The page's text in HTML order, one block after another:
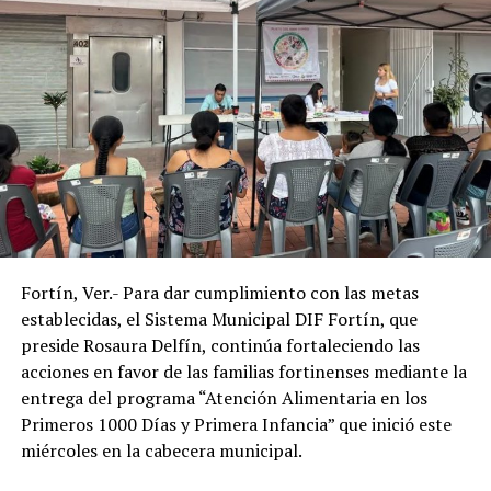
lo que este programa les permitió acceder de manera
gratuita a un instrumento indispensable para sus
actividades diarias.
Con estas acciones, el Sistema Municipal DIF de
Amatlán de los Reyes reafirmó su compromiso de
trabajar en favor de los sectores más vulnerables del
municipio, acercando programas de asistencia social que
contribuyan a mejorar la salud, la inclusión y la calidad
de vida de la población.
Fortín, Ver.- Para dar cumplimiento con las metas
establecidas, el Sistema Municipal DIF Fortín, que
preside Rosaura Delfín, continúa fortaleciendo las
acciones en favor de las familias fortinenses mediante la
entrega del programa “Atención Alimentaria en los
Primeros 1000 Días y Primera Infancia” que inició este
miércoles en la cabecera municipal.